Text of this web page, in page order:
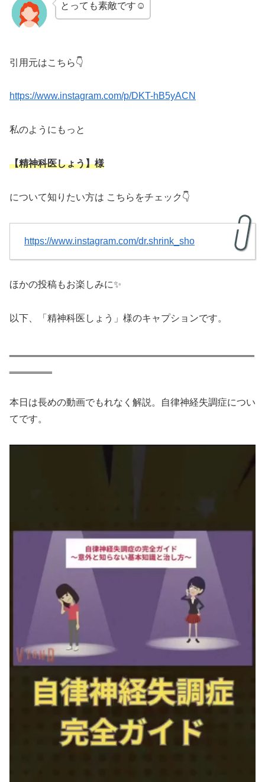
とっても素敵です☺
引用元はこちら👇
https://www.instagram.com/p/DKT-hB5yACN
私のようにもっと
【精神科医しょう】様
について知りたい方は こちらをチェック👇
https://www.instagram.com/dr.shrink_sho
ほかの投稿もお楽しみに✨
以下、「精神科医しょう」様のキャプションです。
本日は長めの動画でもれなく解説。自律神経失調症につい
てです。